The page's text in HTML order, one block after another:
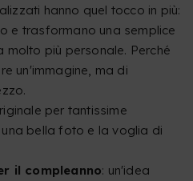
hanno quel tocco in più:
e trasformano una semplice
più personale. Perché
un'immagine, ma di
per tantissime
bella foto e la voglia di
il compleanno: un'idea